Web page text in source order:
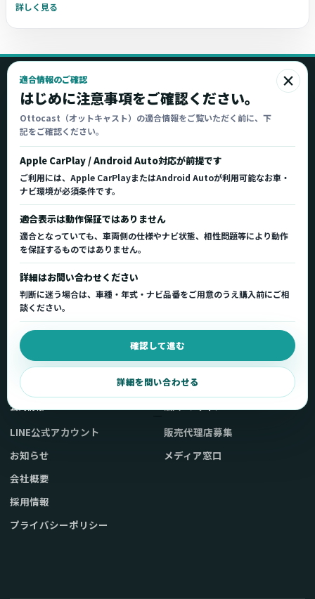
詳しく見る
×
適合情報のご確認
はじめに注意事項をご確認ください。
Ottocast（オットキャスト）の適合情報をご覧いただく前に、下
記をご確認ください。
Apple CarPlay / Android Auto対応が前提です
ご利用には、Apple CarPlayまたはAndroid Autoが利用可能なお車・
ナビ環境が必須条件です。
適合表示は動作保証ではありません
適合となっていても、車両側の仕様やナビ状態、相性問題等により動作
を保証するものではありません。
詳細はお問い合わせください
判断に迷う場合は、車種・年式・ナビ品番をご用意のうえ購入前にご相
談ください。
確認して進む
詳細を問い合わせる
Ottocast
オットキャスト
Ottocast正規販売代理店 Azgate株式会社
Ottocast（オットキャスト）の製品情報、車種適
合、サポート情報を日本国内向けに整理してご案内し
ます。
正規販売代理店 車種適合情報 国内サポート窓口
製品を探す
製品一覧
車種適合を確認
用途から製品を選ぶ
取扱店舗・購入先
弊社販売ストアへ
Q&A・症状別サポート
起動不良復旧サービス
公式情報
LINE公式アカウント
お知らせ
会社概要
採用情報
プライバシーポリシー
販売代理店募集
メディア窓口